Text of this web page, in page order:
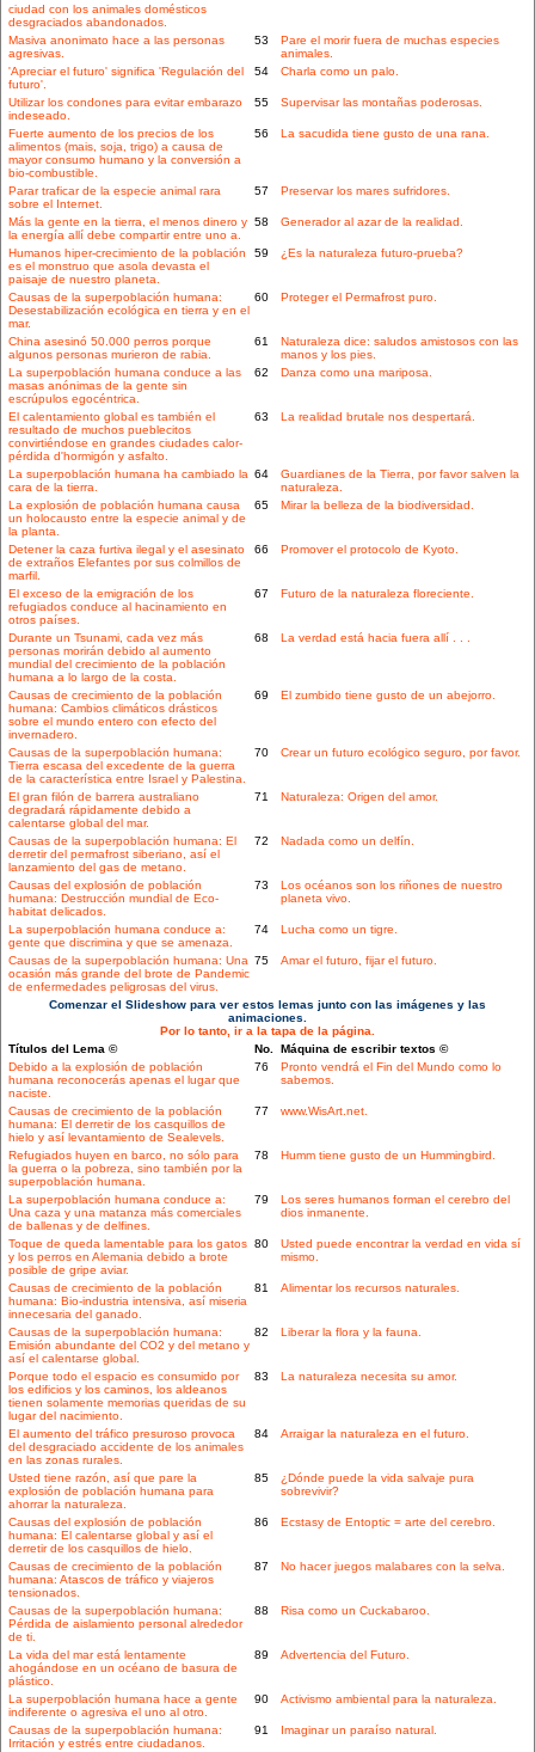
ciudad con los animales domésticos
desgraciados abandonados.
Masiva anonimato hace a las personas
agresivas.
53
Pare el morir fuera de muchas especies
animales.
'Apreciar el futuro' significa 'Regulación del
futuro'.
54 Charla como un palo.
Utilizar los condones para evitar embarazo
indeseado.
55 Supervisar las montañas poderosas.
Fuerte aumento de los precios de los
alimentos (mais, soja, trigo) a causa de
mayor consumo humano y la conversión a
bio-combustible.
56 La sacudida tiene gusto de una rana.
Parar traficar de la especie animal rara
sobre el Internet.
57 Preservar los mares sufridores.
Más la gente en la tierra, el menos dinero y
la energía allí debe compartir entre uno a.
58 Generador al azar de la realidad.
Humanos hiper-crecimiento de la población
es el monstruo que asola devasta el
paisaje de nuestro planeta.
59 ¿Es la naturaleza futuro-prueba?
Causas de la superpoblación humana:
Desestabilización ecológica en tierra y en el
mar.
60 Proteger el Permafrost puro.
China asesinó 50.000 perros porque
algunos personas murieron de rabia.
61
Naturaleza dice: saludos amistosos con las
manos y los pies.
La superpoblación humana conduce a las
masas anónimas de la gente sin
escrúpulos egocéntrica.
62 Danza como una mariposa.
El calentamiento global es también el
resultado de muchos pueblecitos
convirtiéndose en grandes ciudades calor-
pérdida d'hormigón y asfalto.
63 La realidad brutale nos despertará.
La superpoblación humana ha cambiado la
cara de la tierra.
64
Guardianes de la Tierra, por favor salven la
naturaleza.
La explosión de población humana causa
un holocausto entre la especie animal y de
la planta.
65 Mirar la belleza de la biodiversidad.
Detener la caza furtiva ilegal y el asesinato
de extraños Elefantes por sus colmillos de
marfil.
66 Promover el protocolo de Kyoto.
El exceso de la emigración de los
refugiados conduce al hacinamiento en
otros países.
67 Futuro de la naturaleza floreciente.
Durante un Tsunami, cada vez más
personas morirán debido al aumento
mundial del crecimiento de la población
humana a lo largo de la costa.
68 La verdad está hacia fuera allí . . .
Causas de crecimiento de la población
humana: Cambios climáticos drásticos
sobre el mundo entero con efecto del
invernadero.
69 El zumbido tiene gusto de un abejorro.
Causas de la superpoblación humana:
Tierra escasa del excedente de la guerra
de la característica entre Israel y Palestina.
70 Crear un futuro ecológico seguro, por favor.
El gran filón de barrera australiano
degradará rápidamente debido a
calentarse global del mar.
71 Naturaleza: Origen del amor.
Causas de la superpoblación humana: El
derretir del permafrost siberiano, así el
lanzamiento del gas de metano.
72 Nadada como un delfín.
Causas del explosión de población
humana: Destrucción mundial de Eco-
habitat delicados.
73
Los océanos son los riñones de nuestro
planeta vivo.
La superpoblación humana conduce a:
gente que discrimina y que se amenaza.
74 Lucha como un tigre.
Causas de la superpoblación humana: Una
ocasión más grande del brote de Pandemic
de enfermedades peligrosas del virus.
75 Amar el futuro, fijar el futuro.
Comenzar el Slideshow para ver estos lemas junto con las imágenes y las
animaciones.
Por lo tanto, ir a la tapa de la página.
Títulos del Lema ©
No. Máquina de escribir textos ©
Debido a la explosión de población
humana reconocerás apenas el lugar que
naciste.
76
Pronto vendrá el Fin del Mundo como lo
sabemos.
Causas de crecimiento de la población
humana: El derretir de los casquillos de
hielo y así levantamiento de Sealevels.
77 www.WisArt.net.
Refugiados huyen en barco, no sólo para
la guerra o la pobreza, sino también por la
superpoblación humana.
78 Humm tiene gusto de un Hummingbird.
La superpoblación humana conduce a:
Una caza y una matanza más comerciales
de ballenas y de delfines.
79
Los seres humanos forman el cerebro del
dios inmanente.
Toque de queda lamentable para los gatos
y los perros en Alemania debido a brote
posible de gripe aviar.
80
Usted puede encontrar la verdad en vida sí
mismo.
Causas de crecimiento de la población
humana: Bio-industria intensiva, así miseria
innecesaria del ganado.
81 Alimentar los recursos naturales.
Causas de la superpoblación humana:
Emisión abundante del CO2 y del metano y
así el calentarse global.
82 Liberar la flora y la fauna.
Porque todo el espacio es consumido por
los edificios y los caminos, los aldeanos
tienen solamente memorias queridas de su
lugar del nacimiento.
83 La naturaleza necesita su amor.
El aumento del tráfico presuroso provoca
del desgraciado accidente de los animales
en las zonas rurales.
84 Arraigar la naturaleza en el futuro.
Usted tiene razón, así que pare la
explosión de población humana para
ahorrar la naturaleza.
85
¿Dónde puede la vida salvaje pura
sobrevivir?
Causas del explosión de población
humana: El calentarse global y así el
derretir de los casquillos de hielo.
86 Ecstasy de Entoptic = arte del cerebro.
Causas de crecimiento de la población
humana: Atascos de tráfico y viajeros
tensionados.
87 No hacer juegos malabares con la selva.
Causas de la superpoblación humana:
Pérdida de aislamiento personal alrededor
de ti.
88 Risa como un Cuckabaroo.
La vida del mar está lentamente
ahogándose en un océano de basura de
plástico.
89 Advertencia del Futuro.
La superpoblación humana hace a gente
indiferente o agresiva el uno al otro.
90 Activismo ambiental para la naturaleza.
Causas de la superpoblación humana:
Irritación y estrés entre ciudadanos.
91 Imaginar un paraíso natural.